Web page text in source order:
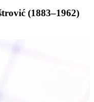
(1883–1962)